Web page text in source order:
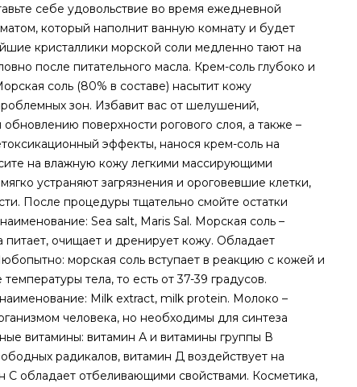
себе удовольствие во время ежедневной
который наполнит ванную комнату и будет
кристаллики морской соли медленно тают на
после питательного масла. Крем-соль глубоко и
соль (80% в составе) насытит кожу
зон. Избавит вас от шелушений,
поверхности рогового слоя, а также –
эффекты, нанося крем-соль на
на влажную кожу легкими массирующими
устраняют загрязнения и ороговевшие клетки,
После процедуры тщательно смойте остатки
Sea salt, Maris Sal. Морская соль –
очищает и дренирует кожу. Обладает
морская соль вступает в реакцию с кожей и
тела, то есть от 37-39 градусов.
Milk extract, milk protein. Молоко –
человека, но необходимы для синтеза
витамины: витамин А и витамины группы В
радикалов, витамин Д воздействует на
обладает отбеливающими свойствами. Косметика,